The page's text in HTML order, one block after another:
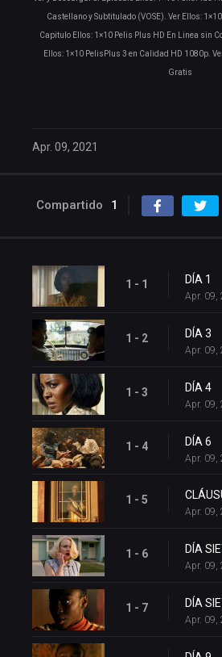
Castellano y Subtitulado (VOSE). Ver Ellos:
Capitulo Ellos: 1×10 Pelis Plus HD En Linea sin
Ellos: 1×10 PelisPlus 3 en Calidad HD 1080p.
Gratis
Apr. 09, 2021
Compartido 1
1 - 1 DÍA 1
Apr. 09,
1 - 2 DÍA 3
Apr. 09,
1 - 3 DÍA 4
Apr. 09,
1 - 4 DÍA 6
Apr. 09,
1 - 5
Apr. 09,
1 - 6 DÍA
Apr. 09,
1 - 7 DÍA
Apr. 09,